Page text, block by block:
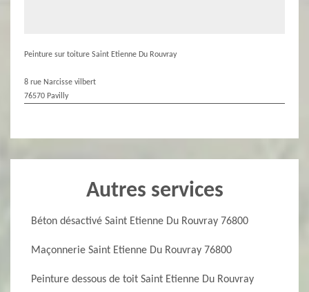
Peinture sur toiture Saint Etienne Du Rouvray
8 rue Narcisse vilbert
76570 Pavilly
Autres services
Béton désactivé Saint Etienne Du Rouvray 76800
Maçonnerie Saint Etienne Du Rouvray 76800
Peinture dessous de toit Saint Etienne Du Rouvray